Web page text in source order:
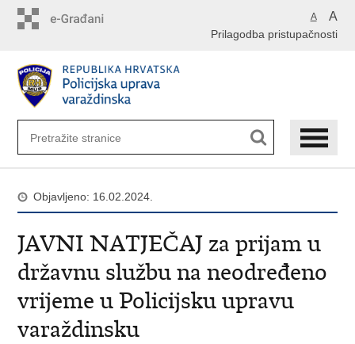
A A
Prilagodba pristupačnosti
Objavljeno: 16.02.2024.
JAVNI NATJEČAJ za prijam u
državnu službu na neodređeno
vrijeme u Policijsku upravu
varaždinsku